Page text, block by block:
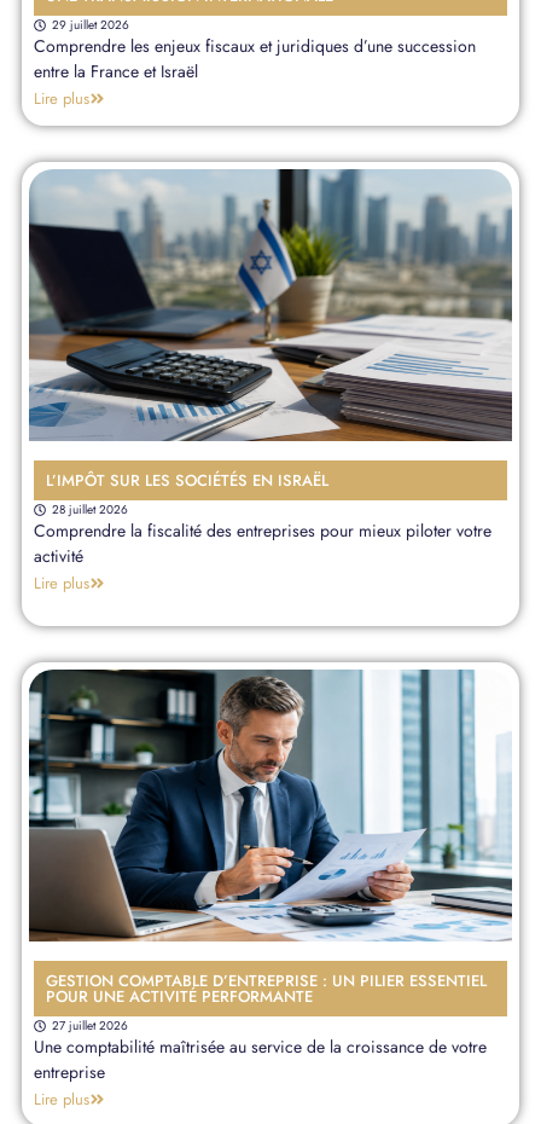
29 juillet 2026
Comprendre les enjeux fiscaux et juridiques d’une succession
entre la France et Israël
Lire plus
L’IMPÔT SUR LES SOCIÉTÉS EN ISRAËL
28 juillet 2026
Comprendre la fiscalité des entreprises pour mieux piloter votre
activité
Lire plus
GESTION COMPTABLE D’ENTREPRISE : UN PILIER ESSENTIEL
POUR UNE ACTIVITÉ PERFORMANTE
27 juillet 2026
Une comptabilité maîtrisée au service de la croissance de votre
entreprise
Lire plus